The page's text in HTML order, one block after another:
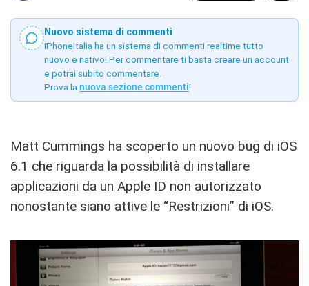
Nuovo sistema di commenti
iPhoneItalia ha un sistema di commenti realtime tutto
nuovo e nativo! Per commentare ti basta creare un account
e potrai subito commentare.
Prova la nuova sezione commenti!
Matt Cummings ha scoperto un nuovo bug di iOS
6.1 che riguarda la possibilità di installare
applicazioni da un Apple ID non autorizzato
nonostante siano attive le “Restrizioni” di iOS.